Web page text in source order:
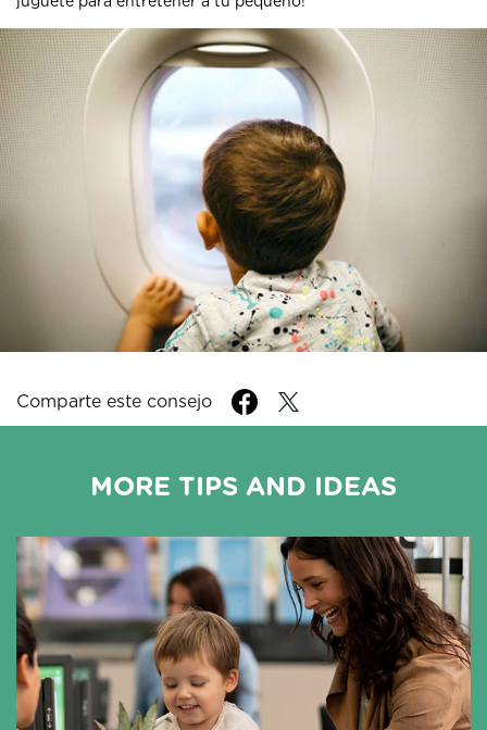
Comparte este consejo
MORE TIPS AND IDEAS